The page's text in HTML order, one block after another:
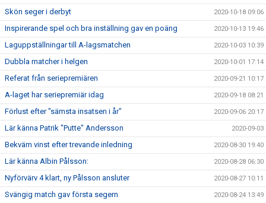
Skön seger i derbyt 2020-10-18 09:06
Inspirerande spel och bra inställning gav en poäng 2020-10-13 19:46
Laguppställningar till A-lagsmatchen 2020-10-03 10:39
Dubbla matcher i helgen 2020-10-01 17:14
Referat från seriepremiären 2020-09-21 10:17
A-laget har seriepremiär idag 2020-09-18 08:21
Förlust efter "sämsta insatsen i år" 2020-09-06 20:17
Lär känna Patrik "Putte" Andersson 2020-09-03
Bekväm vinst efter trevande inledning 2020-08-30 19:40
Lär känna Albin Pålsson: 2020-08-28 06:30
Nyförvärv 4 klart, ny Pålsson ansluter 2020-08-27 10:11
Svängig match gav första segern 2020-08-24 13:49